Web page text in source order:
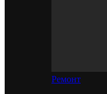
Ремонт